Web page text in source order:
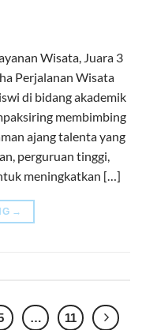
Wisata, Juara 3
Perjalanan Wisata
di bidang akademik
membimbing
ajang talenta yang
perguruan tinggi,
meningkatkan […]
→
… 11